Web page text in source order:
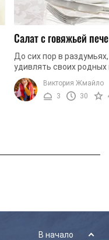
Салат с говяжьей
До сих пор в
удивлять своих
праздников? Не
приготовить? Хотите
что-то сытное, ...
Виктория Жмайло
3
30
В начало